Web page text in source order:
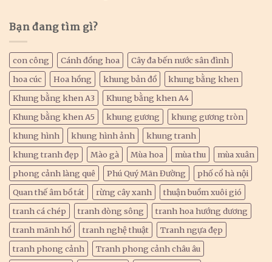
Bạn đang tìm gì?
con công Cánh đồng hoa
Cây đa bến nước sân đình
hoa cúc
Hoa hồng khung bản đồ
khung bằng khen
Khung bằng khen A3
Khung bằng khen A4
Khung bằng khen A5
khung gương
khung gương tròn
khung hình
khung hình ảnh
khung tranh
khung tranh đẹp
Mào gà Mùa hoa mùa thu
mùa xuân
phong cảnh làng quê
Phú Quý Mãn Đường
phố cổ hà nội
Quan thế âm bồ tát
rừng cây xanh
thuận buồm xuôi gió
tranh cá chép
tranh dòng sông
tranh hoa hướng dương
tranh mãnh hổ
tranh nghệ thuật
Tranh ngựa đẹp
tranh phong cảnh
Tranh phong cảnh châu âu